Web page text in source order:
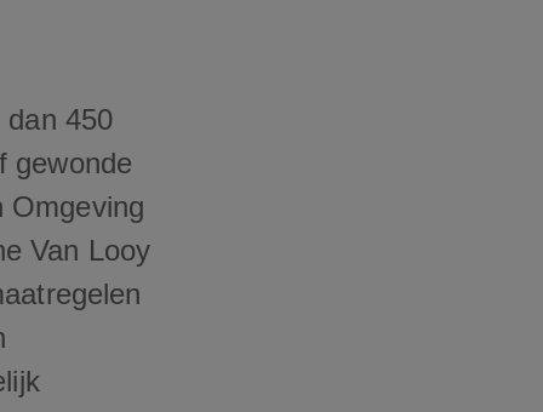
450
gewonde
Omgeving
Van Looy